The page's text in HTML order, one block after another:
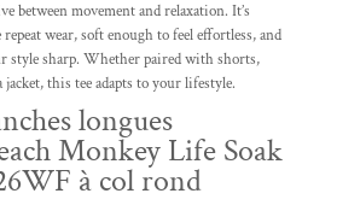
between movement and relaxation. It’s
wear, soft enough to feel effortless, and
style sharp. Whether paired with shorts,
this tee adapts to your lifestyle.
longues
Monkey Life Soak
à col rond